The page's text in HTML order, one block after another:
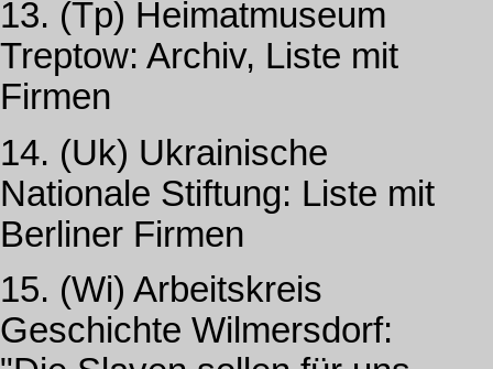
13. (Tp) Heimatmuseum
Treptow: Archiv, Liste mit
Firmen
14. (Uk) Ukrainische
Nationale Stiftung: Liste mit
Berliner Firmen
15. (Wi) Arbeitskreis
Geschichte Wilmersdorf: